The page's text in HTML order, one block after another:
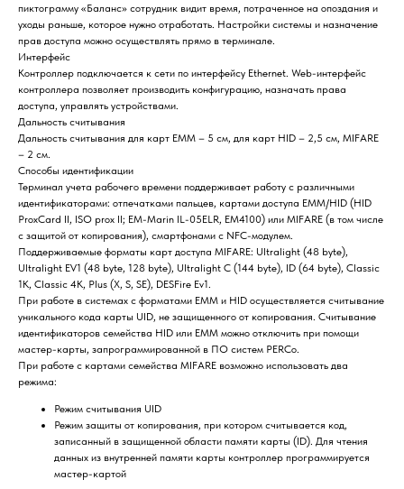
пиктограмму «Баланс» сотрудник видит время, потраченное на опоздания и
уходы раньше, которое нужно отработать. Настройки системы и назначение
прав доступа можно осуществлять прямо в терминале.
Интерфейс
Контроллер подключается к сети по интерфейсу Ethernet. Web-интерфейс
контроллера позволяет производить конфигурацию, назначать права
доступа, управлять устройствами.
Дальность считывания
Дальность считывания для карт EMM – 5 см, для карт HID – 2,5 см, MIFARE
– 2 см.
Способы идентификации
Терминал учета рабочего времени поддерживает работу с различными
идентификаторами: отпечатками пальцев, картами доступа EMM/HID (HID
ProxCard II, ISO prox II; EM-Marin IL-05ELR, ЕМ4100) или MIFARE (в том числе
с защитой от копирования), смартфонами с NFC-модулем.
Поддерживаемые форматы карт доступа MIFARE: Ultralight (48 byte),
Ultralight EV1 (48 byte, 128 byte), Ultralight C (144 byte), ID (64 byte), Classic
1K, Classic 4K, Plus (X, S, SE), DESFire Ev1.
При работе в системах с форматами EMM и HID осуществляется считывание
уникального кода карты UID, не защищенного от копирования. Считывание
идентификаторов семейства HID или EMM можно отключить при помощи
мастер-карты, запрограммированной в ПО систем PERCo.
При работе с картами семейства MIFARE возможно использовать два
режима:
Режим считывания UID
Режим защиты от копирования, при котором считывается код,
записанный в защищенной области памяти карты (ID). Для чтения
данных из внутренней памяти карты контроллер программируется
мастер-картой